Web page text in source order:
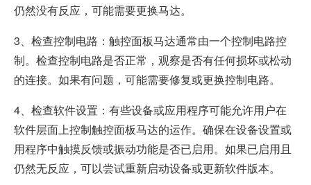
加入我们
仍然没有反应，可能需要更换马达。
3、检查控制电路：触控面板马达通常由一个控制电路控
制。检查控制电路是否正常，观察是否有任何损坏或松动
的连接。如果有问题，可能需要修复或更换控制电路。
4、检查软件设置：有些设备或应用程序可能允许用户在
软件层面上控制触控面板马达的运作。确保在设备设置或
用程序中触摸反馈或振动功能是否已启用。如果已启用且
仍然无反应，可以尝试重新启动设备或更新软件版本。